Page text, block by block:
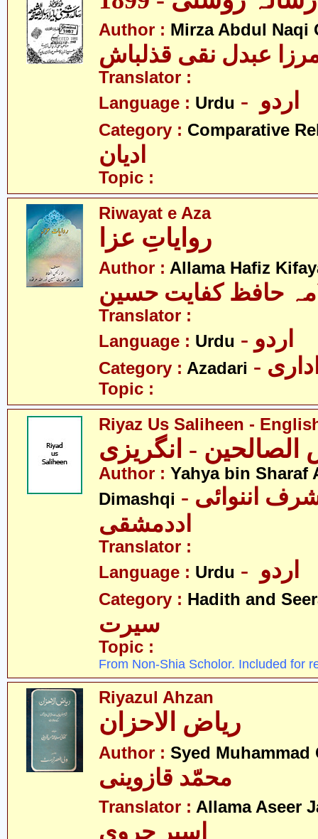
Author : Mirza Abdul Naqi
عبدل نقی قذلباش
Translator :
Language : Urdu
Category : Comparative
ادیان
Topic :
Riwayat e Aza
روایاتِ عزا
Author : Allama Hafiz
حافظ کفایت حسین
Translator :
Language : Urdu - اردو
Category : Azadari
Topic :
Riyaz Us Saliheen -
الصالحین - انگریزی
Author : Yahya bin Sharaf
Dimashqi - یحییٰ بن شرف اننوائی
اددمشقی
Translator :
Language : Urdu
Category : Hadith and
سیرت
Topic :
From Non-Shia Scholor. Included for
Riyazul Ahzan
Author : Syed Muhammad
محمّد قازوینی
Translator : Allama Aseer
اسیر جروی